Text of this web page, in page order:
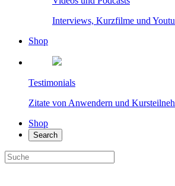
Interviews, Kurzfilme und
Shop
Testimonials
Zitate von Anwendern und
Shop
Search